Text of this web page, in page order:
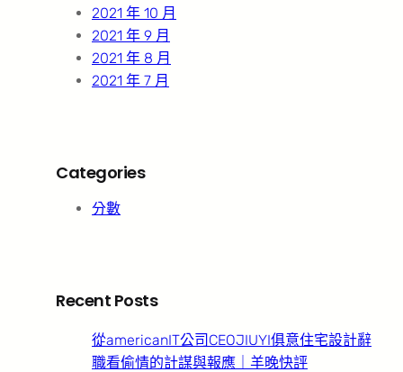
2021 年 10 月
2021 年 9 月
2021 年 8 月
2021 年 7 月
Categories
分數
Recent Posts
從americanIT公司CEOJIUYI俱意住宅設計辭
職看偷情的計謀與報應｜羊晚快評